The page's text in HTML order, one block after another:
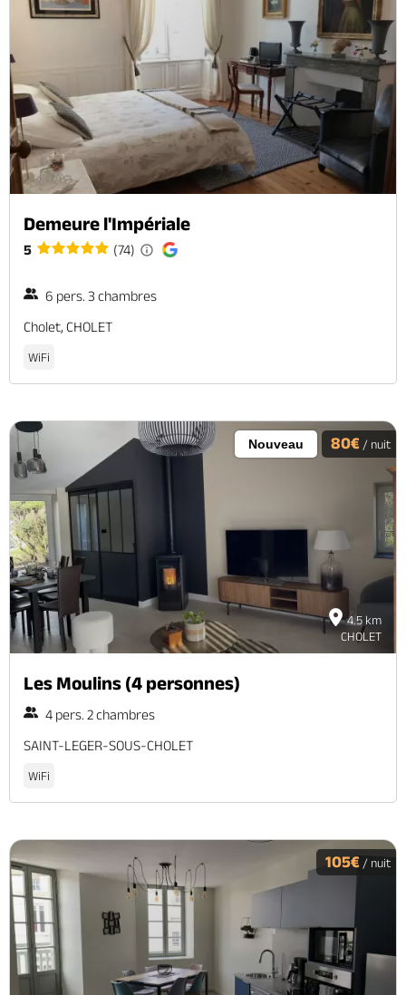
Demeure l'Impériale
5 (74)
6 pers. 3 chambres
Cholet, CHOLET
WiFi
4.5 km
CHOLET
Nouveau 80€ / nuit
Les Moulins (4 personnes)
4 pers. 2 chambres
SAINT-LEGER-SOUS-CHOLET
WiFi
105€ / nuit